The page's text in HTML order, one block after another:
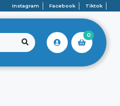
Instagram Facebook Tiktok
0